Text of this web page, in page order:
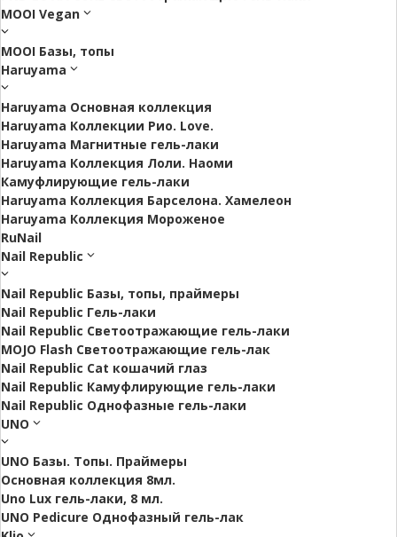
MOOI Vegan
MOOI Базы, топы
Haruyama
Haruyama Основная коллекция
Haruyama Коллекции Рио. Love.
Haruyama Магнитные гель-лаки
Haruyama Коллекция Лоли. Наоми
Камуфлирующие гель-лаки
Haruyama Коллекция Барселона. Хамелеон
Haruyama Коллекция Мороженое
RuNail
Nail Republic
Nail Republic Базы, топы, праймеры
Nail Republic Гель-лаки
Nail Republic Светоотражающие гель-лаки
MOJO Flash Светоотражающие гель-лак
Nail Republic Cat кошачий глаз
Nail Republic Камуфлирующие гель-лаки
Nail Republic Однофазные гель-лаки
UNO
UNO Базы. Топы. Праймеры
Основная коллекция 8мл.
Uno Lux гель-лаки, 8 мл.
UNO Pedicure Однофазный гель-лак